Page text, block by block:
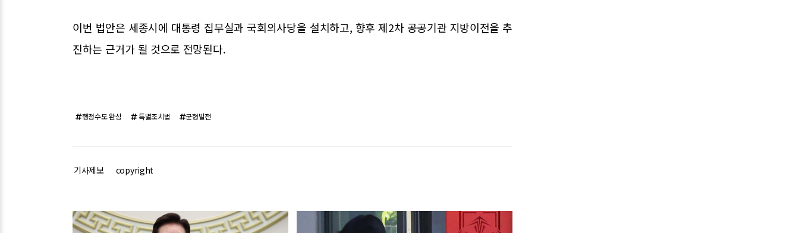
이번 법안은 세종시에 대통령 집무실과 국회의사당을 설치하고, 향후 제2차 공공기관 지방이전을 추
진하는 근거가 될 것으로 전망된다.
행정수도 완성 특별조치법 균형발전
기사제보 copyright
관련기사